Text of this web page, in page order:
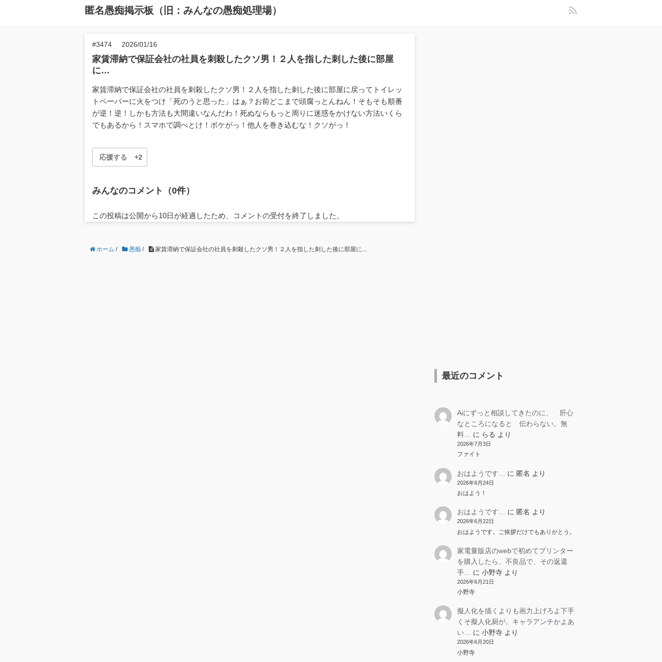
匿名愚痴掲示板（旧：みんなの愚痴処理場）
#3474 2026/01/16
家賃滞納で保証会社の社員を刺殺したクソ男！２人を指した刺した後に部屋
に…
家賃滞納で保証会社の社員を刺殺したクソ男！２人を指した刺した後に部屋に戻ってトイレッ
トペーパーに火をつけ「死のうと思った」はぁ？お前どこまで頭腐っとんねん！そもそも順番
が逆！逆！しかも方法も大間違いなんだわ！死ぬならもっと周りに迷惑をかけない方法いくら
でもあるから！スマホで調べとけ！ボケがっ！他人を巻き込むな！クソがっ！
応援する +2
みんなのコメント（0件）
この投稿は公開から10日が経過したため、コメントの受付を終了しました。
ホーム / 愚痴 / 家賃滞納で保証会社の社員を刺殺したクソ男！２人を指した刺した後に部屋に...
最近のコメント
Aiにずっと相談してきたのに、 肝心
なところになると 伝わらない。無
料…
に らる より
2026年7月3日
ファイト
おはようです… に 匿名 より
2026年6月24日
おはよう！
おはようです… に 匿名 より
2026年6月22日
おはようです。ご挨拶だけでもありがとう。
家電量販店のwebで初めてプリンター
を購入したら、不良品で、その返還
手…
に 小野寺より
2026年6月21日
小野寺
擬人化を描くよりも画力上げろよ下手
くそ擬人化厨が。キャラアンチかよあ
い…
に 小野寺より
2026年6月20日
小野寺